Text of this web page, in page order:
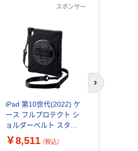
スポンサー
iPad 第10世代(2022) ケ
ース フルプロテクト シ
ョルダーベルト スタン
ド付 TB-A22RHVHBK
エレコム 1個（直送品）
￥8,511 （税込）
次のスライド